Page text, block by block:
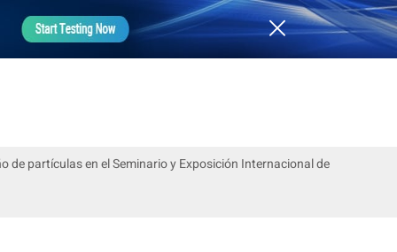
partículas en el Seminario y Exposición Internacional de